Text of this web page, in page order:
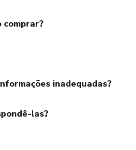
comprar?
inadequadas?
las?